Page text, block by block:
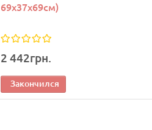
69х37х69см)
2 442грн.
Закончился